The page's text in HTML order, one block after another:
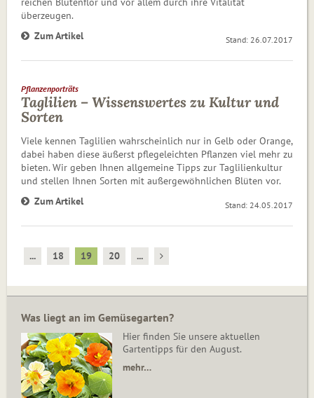
überzeugen.
Zum Artikel
Stand: 26.07.2017
Pflanzenporträts
Taglilien – Wissenswertes zu Kultur und
Sorten
Viele kennen Taglilien wahrscheinlich nur in Gelb oder Orange,
dabei haben diese äußerst pflegeleichten Pflanzen viel mehr zu
bieten. Wir geben Ihnen allgemeine Tipps zur Taglilienkultur
und stellen Ihnen Sorten mit außer­gewöhn­lichen Blüten vor.
Zum Artikel
Stand: 24.05.2017
... 18 19 20 ...
Was liegt an im Gemüsegarten?
Hier finden Sie unsere aktuellen
Gartentipps für den August.
mehr…